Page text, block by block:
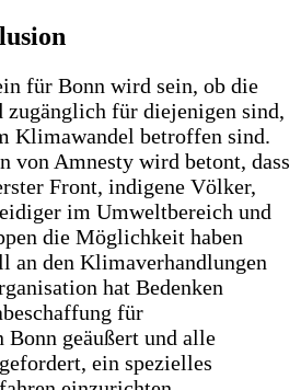
für Bonn wird sein, ob die
zugänglich für diejenigen sind,
Klimawandel betroffen sind.
von Amnesty wird betont, dass
Front, indigene Völker,
im Umweltbereich und
die Möglichkeit haben
an den Klimaverhandlungen
hat Bedenken
für
geäußert und alle
ein spezielles